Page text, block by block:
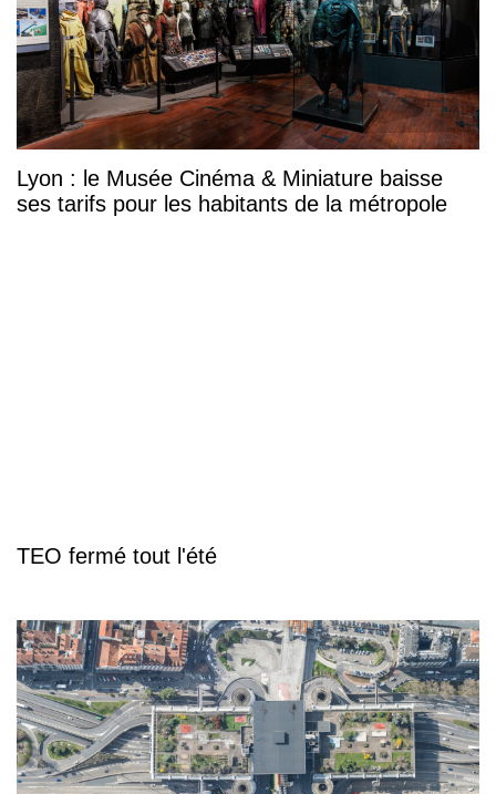
Lyon : le Musée Cinéma & Miniature baisse
ses tarifs pour les habitants de la métropole
TEO fermé tout l'été